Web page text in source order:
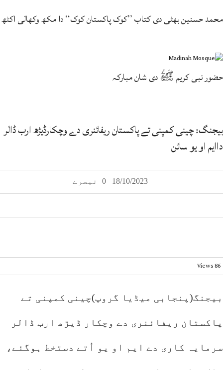
محمد حسنین بھٹی دی کتاب ’’کوک پاکستان کوک‘‘ دا مکھ وکھالی اکٹھ
حضور نبی کریم ﷺ دی شان مبارکہ
بیجنگ: چینی کمپنی تے پاکستان ریفائنری دے وچکارڈیڑھ ارب ڈالر
داایم او یو سائن
18/10/2023 0 تبصرے
Views86
بیجنگ(پنجابی میڈیا گروپ)چینی کمپنی تے
پاکستان ریفائنری دے وچکار ڈیڑھ ارب ڈالر
سرمایہ کاری دے ایم او یو اُتے دستخط ہوگئے،